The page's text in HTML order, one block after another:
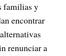
familias y
encontrar
renunciar a